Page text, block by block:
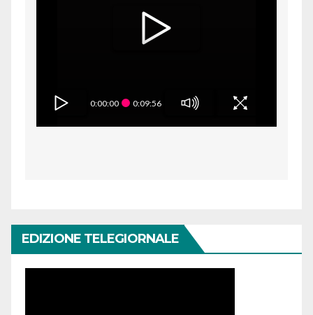
0:00:00 0:09:56
EDIZIONE TELEGIORNALE